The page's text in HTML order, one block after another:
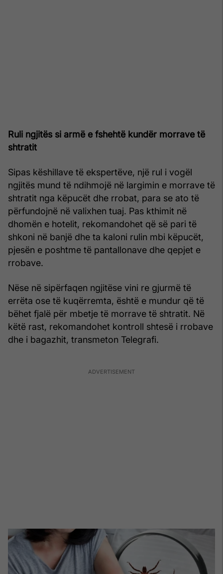
Ruli ngjitës si armë e fshehtë kundër morrave të
shtratit
Sipas këshillave të ekspertëve, një rul i vogël
ngjitës mund të ndihmojë në largimin e morrave të
shtratit nga këpucët dhe rrobat, para se ato të
përfundojnë në valixhen tuaj. Pas kthimit në
dhomën e hotelit, rekomandohet që së pari të
shkoni në banjë dhe ta kaloni rulin mbi këpucët,
pjesën e poshtme të pantallonave dhe qepjet e
rrobave.
Nëse në sipërfaqen ngjitëse vini re gjurmë të
errëta ose të kuqërremta, është e mundur që të
bëhet fjalë për mbetje të morrave të shtratit. Në
këtë rast, rekomandohet kontroll shtesë i rrobave
dhe i bagazhit, transmeton Telegrafi.